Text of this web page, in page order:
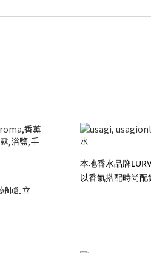
師創立
本地香水品牌
以香氣搭配時尚